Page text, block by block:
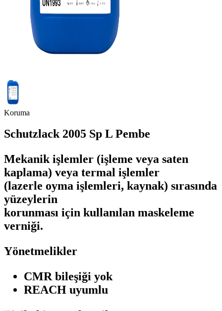
Koruma
Schutzlack 2005 Sp L Pembe
Mekanik işlemler (işleme veya saten
kaplama) veya termal işlemler
(lazerle oyma işlemleri, kaynak) sırasında
yüzeylerin
korunması için kullanılan maskeleme
verniği.
Yönetmelikler
CMR bileşiği yok
REACH uyumlu